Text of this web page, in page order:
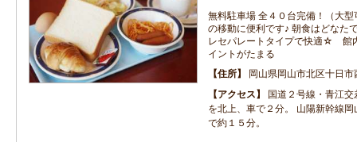
無料駐車場 全４０台完備！（大
の移動に便利です♪ 朝食はどな
レセパレートタイプで快適☆
イントがたまる
住所
岡山県岡山市北区十日
アクセス
国道２号線・青江
を北上、車で２分。 山陽新幹線
で約１５分。